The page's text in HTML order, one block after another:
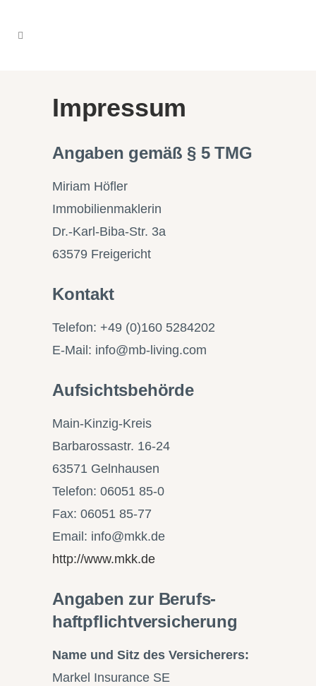
Impressum
Angaben gemäß § 5 TMG
Miriam Höfler
Immobilienmaklerin
Dr.-Karl-Biba-Str. 3a
63579 Freigericht
Kontakt
Telefon: +49 (0)160 5284202
E-Mail: info@mb-living.com
Aufsichtsbehörde
Main-Kinzig-Kreis
Barbarossastr. 16-24
63571 Gelnhausen
Telefon: 06051 85-0
Fax: 06051 85-77
Email: info@mkk.de
http://www.mkk.de
Angaben zur Berufs­
haftpflicht­versicherung
Name und Sitz des Versicherers:
Markel Insurance SE